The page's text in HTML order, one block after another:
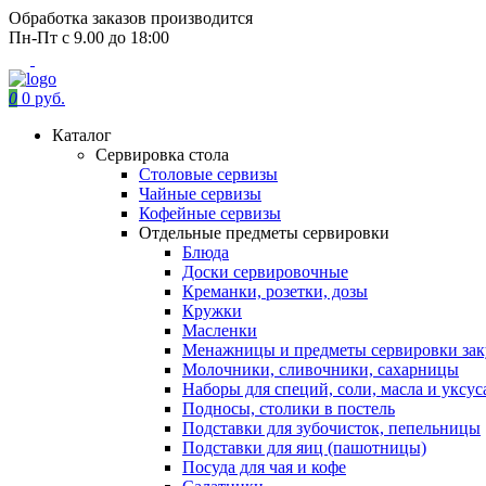
Обработка заказов производится
Пн-Пт с 9.00 до 18:00
0 0 руб.
Каталог
Сервировка стола
Столовые сервизы
Чайные сервизы
Кофейные сервизы
Отдельные предметы сервировки
Блюда
Доски сервировочные
Креманки, розетки, дозы
Кружки
Масленки
Менажницы и предметы сервировки
Молочники, сливочники, сахарницы
Наборы для специй, соли, масла и
Подносы, столики в постель
Подставки для зубочисток, пепельницы
Подставки для яиц (пашотницы)
Посуда для чая и кофе